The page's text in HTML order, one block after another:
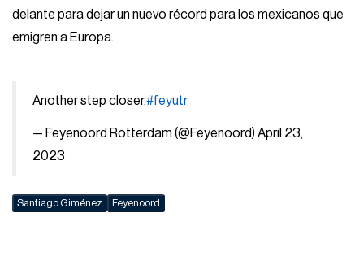
delante para dejar un nuevo récord para los mexicanos que
emigren a Europa.
Another step closer.#feyutr
— Feyenoord Rotterdam (@Feyenoord)April 23,
2023
Santiago Giménez Feyenoord